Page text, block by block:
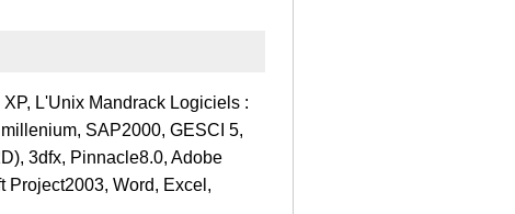
L'Unix Mandrack Logiciels :
SAP2000, GESCI 5,
3dfx, Pinnacle8.0, Adobe
Project2003, Word, Excel,